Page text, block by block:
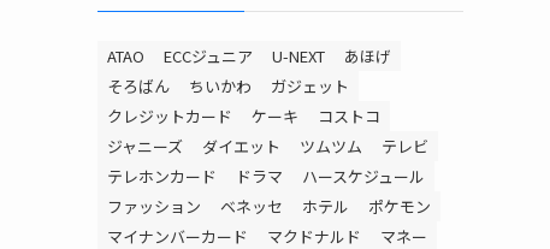
ATAO ECCジュニア U-NEXT
あほげ
そろばん
ちいかわ
ガジェット
クレジットカード
ケーキ
コストコ
ジャニーズ
ダイエット ツムツム
テレビ
テレホンカード
ドラマ
ハースケジュール
ファッション
ベネッセ ホテル
ポケモン
マイナンバーカード
マクドナルド
マネー